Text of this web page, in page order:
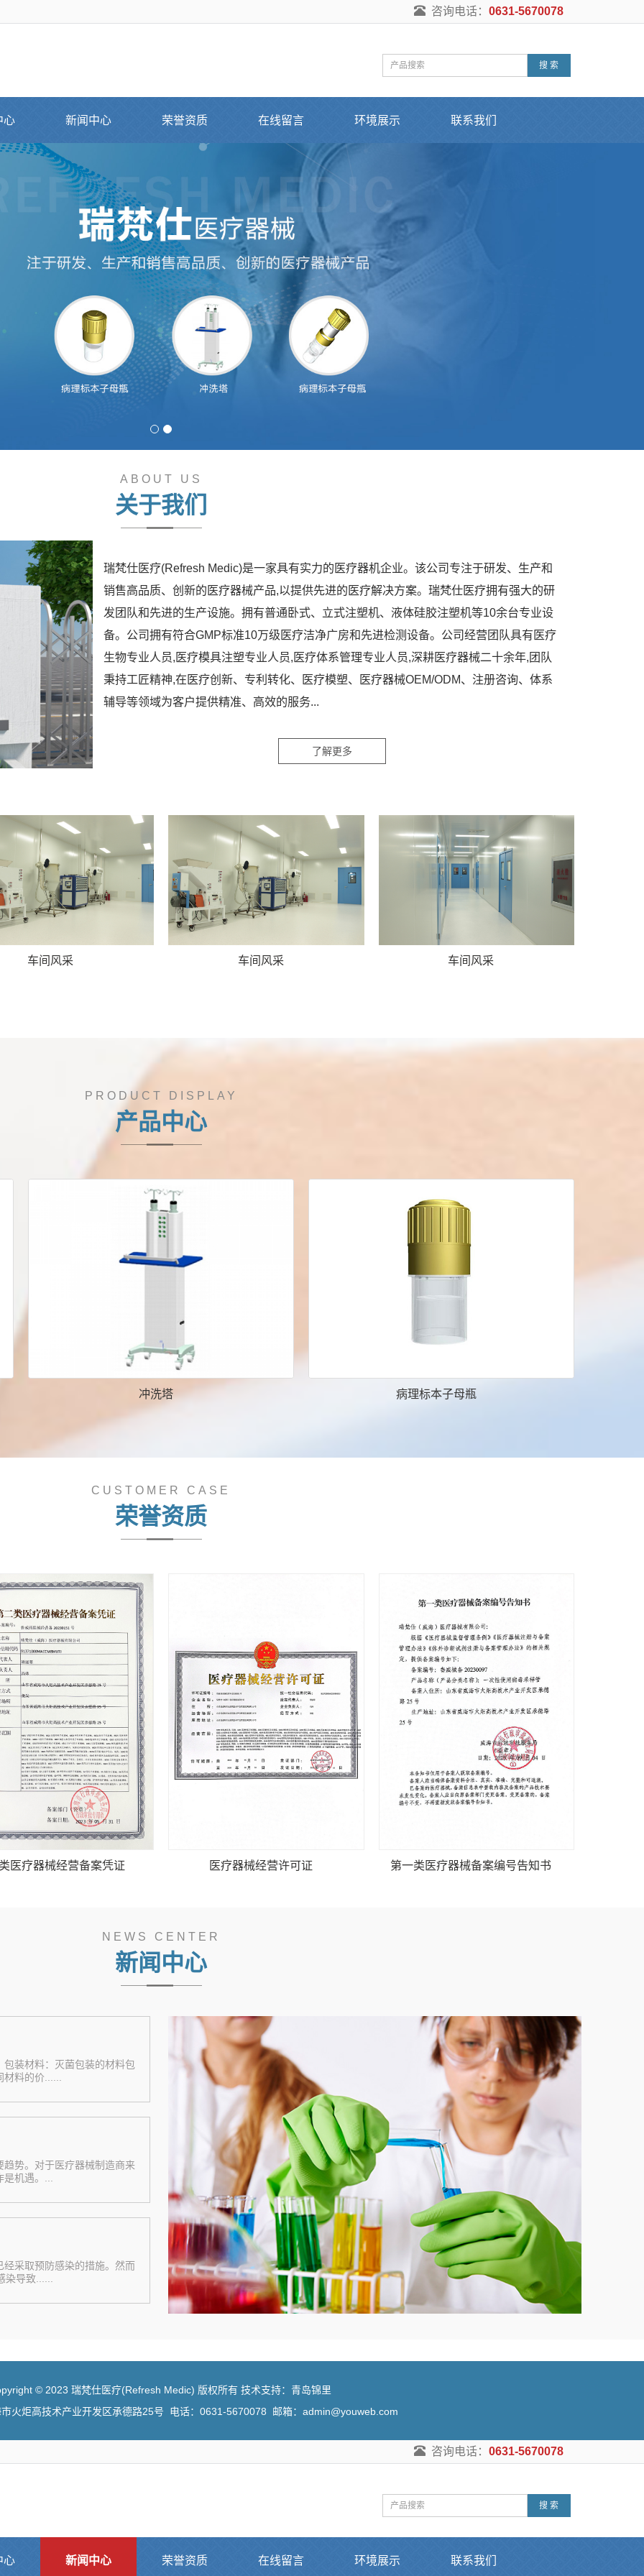
咨询电话： 0631-5670078
搜 索
心 新闻中心 荣誉资质 在线留言 环境展示 联系我们
ABOUT US
关于我们
瑞梵仕医疗(Refresh Medic)是一家具有实力的医疗器机企业。该公司专注于研发、生产和
销售高品质、创新的医疗器械产品,以提供先进的医疗解决方案。瑞梵仕医疗拥有强大的研
发团队和先进的生产设施。拥有普通卧式、立式注塑机、液体硅胶注塑机等10余台专业设
备。公司拥有符合GMP标准10万级医疗洁净广房和先进检测设备。公司经营团队具有医疗
生物专业人员,医疗模具注塑专业人员,医疗体系管理专业人员,深耕医疗器械二十余年,团队
秉持工匠精神,在医疗创新、专利转化、医疗模塑、医疗器械OEM/ODM、注册咨询、体系
辅导等领域为客户提供精准、高效的服务...
了解更多
车间风采 车间风采 车间风采
PRODUCT DISPLAY
产品中心
冲洗塔 病理标本子母瓶
CUSTOMER CASE
荣誉资质
医疗器械经营备案凭证 医疗器械经营许可证 第一类医疗器械备案编号告知书
NEWS CENTER
新闻中心
装材料：灭菌包装的材料包
料的价......
势。对于医疗器械制造商来
机遇。...
采取预防感染的措施。然而
导致......
© 2023 瑞梵仕医疗(Refresh Medic) 版权所有 技术支持：青岛锦里
火炬高技术产业开发区承德路25号 电话：0631-5670078 邮箱：admin@youweb.com
咨询电话： 0631-5670078
搜 索
心 新闻中心 荣誉资质 在线留言 环境展示 联系我们